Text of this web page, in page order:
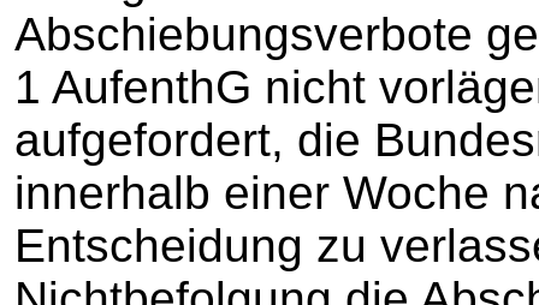
Abschiebungsverbote
1 AufenthG nicht
aufgefordert, die
innerhalb einer Woche
Entscheidung zu